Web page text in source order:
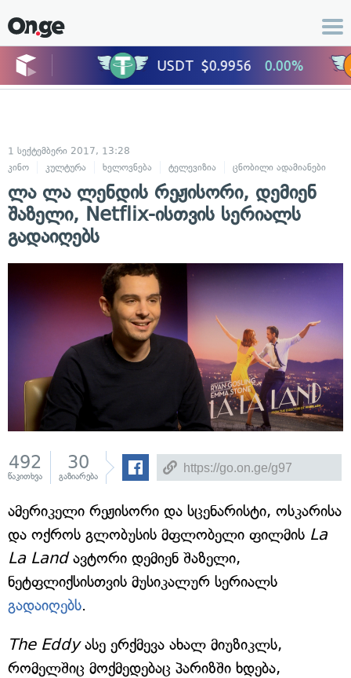
1 სექტემბერი 2017, 13:28
კინო
კულტურა ხელოვნება ტელევიზია ცნობილი ადამიანები
ლა ლა ლენდის რეჟისორი, დემიენ
შაზელი, Netflix-ისთვის სერიალს
გადაიღებს
492
წაკითხვა
30
გაზიარება
ამერიკელი რეჟისორი და სცენარისტი, ოსკარისა
და ოქროს გლობუსის მფლობელი ფილმის La
La Landავტორი დემიენ შაზელი,
ნეტფლიქსისთვის მუსიკალურ სერიალს
გადაიღებს.
The Eddyასე ერქმევა ახალ მიუზიკლს,
რომელშიც მოქმედებაც პარიზში ხდება,